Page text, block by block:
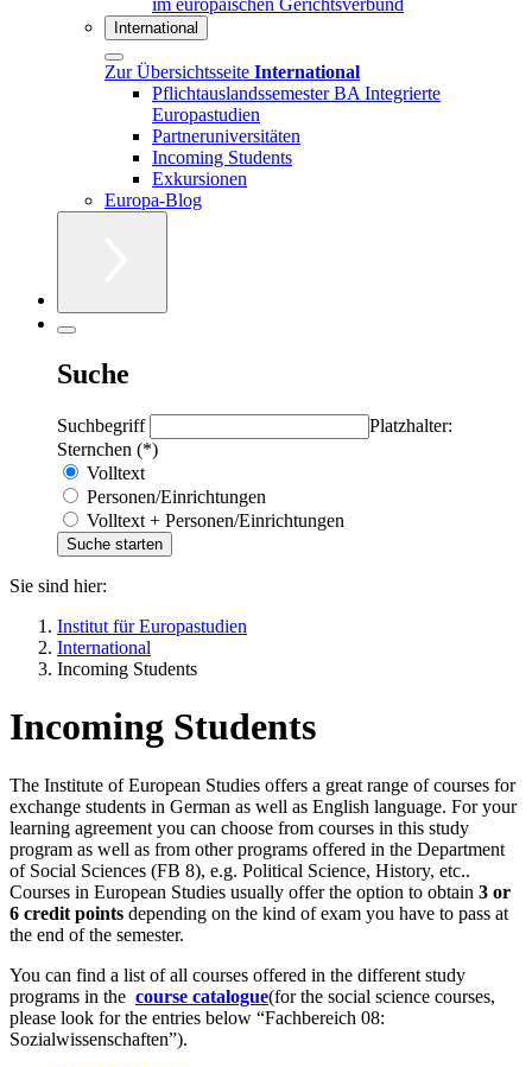
International
Zur Übersichtsseite International
Pflichtauslandssemester BA Integrierte
Europastudien
Partneruniversitäten
Incoming Students
Exkursionen
Europa-Blog
Suche
Suchbegriff
Platzhalter:
Sternchen (*)
Volltext
Personen/Einrichtungen
Volltext + Personen/Einrichtungen
Sie sind hier:
Institut für Europastudien
International
Incoming Students
Incoming Students
The Institute of European Studies offers a great range of courses for
exchange students in German as well as English language. For your
learning agreement you can choose from courses in this study
program as well as from other programs offered in the Department
of Social Sciences (FB 8), e.g. Political Science, History, etc..
Courses in European Studies usually offer the option to obtain 3 or
6 credit points depending on the kind of exam you have to pass at
the end of the semester.
You can find a list of all courses offered in the different study
programs in the course catalogue(for the social science courses,
please look for the entries below “Fachbereich 08:
Sozialwissenschaften”).